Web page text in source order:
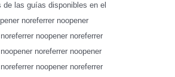
las guías disponibles en el
noreferrer noopener
noopener noreferrer
noreferrer noopener
noopener noreferrer